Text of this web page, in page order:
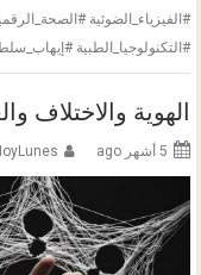
#التكنولوجيا_الطبية
الهوية والاختلاف
5 أشهر ago